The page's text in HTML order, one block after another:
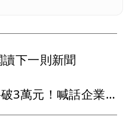
下一則新聞
賴清德預告最低工資將破3萬元！喊話企業替員工加薪